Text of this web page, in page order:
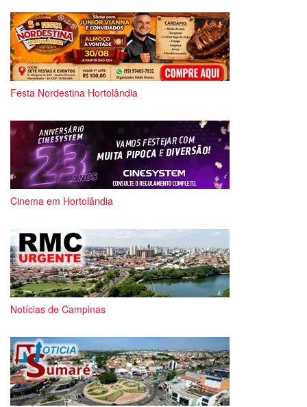
Festa Nordestina Hortolândia
Cinema em Hortolândia
Notícias de Campinas